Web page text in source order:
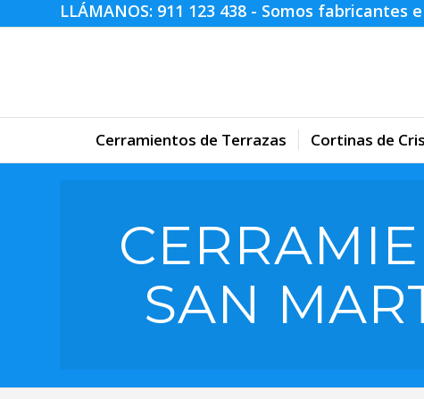
LLÁMANOS: 911 123 438 - Somos fabricantes
Cerramientos de Terrazas Cortinas de
SAN